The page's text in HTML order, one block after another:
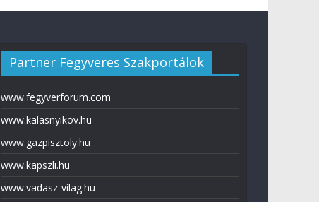
Partner Fegyveres Szakportálok
www.fegyverforum.com
www.kalasnyikov.hu
www.gazpisztoly.hu
www.kapszli.hu
www.vadasz-vilag.hu